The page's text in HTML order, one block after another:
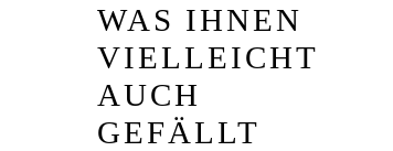
WAS IHNEN
VIELLEICHT
AUCH
GEFÄLLT